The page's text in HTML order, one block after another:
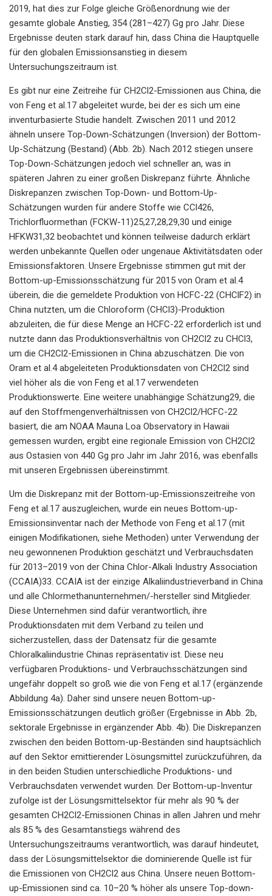
2019, hat dies zur Folge gleiche Größenordnung wie der
gesamte globale Anstieg, 354 (281–427) Gg pro Jahr. Diese
Ergebnisse deuten stark darauf hin, dass China die Hauptquelle
für den globalen Emissionsanstieg in diesem
Untersuchungszeitraum ist.
Es gibt nur eine Zeitreihe für CH2Cl2-Emissionen aus China, die
von Feng et al.17 abgeleitet wurde, bei der es sich um eine
inventurbasierte Studie handelt. Zwischen 2011 und 2012
ähneln unsere Top-Down-Schätzungen (Inversion) der Bottom-
Up-Schätzung (Bestand) (Abb. 2b). Nach 2012 stiegen unsere
Top-Down-Schätzungen jedoch viel schneller an, was in
späteren Jahren zu einer großen Diskrepanz führte. Ähnliche
Diskrepanzen zwischen Top-Down- und Bottom-Up-
Schätzungen wurden für andere Stoffe wie CCl426,
Trichlorfluormethan (FCKW-11)25,27,28,29,30 und einige
HFKW31,32 beobachtet und können teilweise dadurch erklärt
werden unbekannte Quellen oder ungenaue Aktivitätsdaten oder
Emissionsfaktoren. Unsere Ergebnisse stimmen gut mit der
Bottom-up-Emissionsschätzung für 2015 von Oram et al.4
überein, die die gemeldete Produktion von HCFC-22 (CHClF2) in
China nutzten, um die Chloroform (CHCl3)-Produktion
abzuleiten, die für diese Menge an HCFC-22 erforderlich ist und
nutzte dann das Produktionsverhältnis von CH2Cl2 zu CHCl3,
um die CH2Cl2-Emissionen in China abzuschätzen. Die von
Oram et al.4 abgeleiteten Produktionsdaten von CH2Cl2 sind
viel höher als die von Feng et al.17 verwendeten
Produktionswerte. Eine weitere unabhängige Schätzung29, die
auf den Stoffmengenverhältnissen von CH2Cl2/HCFC-22
basiert, die am NOAA Mauna Loa Observatory in Hawaii
gemessen wurden, ergibt eine regionale Emission von CH2Cl2
aus Ostasien von 440 Gg pro Jahr im Jahr 2016, was ebenfalls
mit unseren Ergebnissen übereinstimmt.
Um die Diskrepanz mit der Bottom-up-Emissionszeitreihe von
Feng et al.17 auszugleichen, wurde ein neues Bottom-up-
Emissionsinventar nach der Methode von Feng et al.17 (mit
einigen Modifikationen, siehe Methoden) unter Verwendung der
neu gewonnenen Produktion geschätzt und Verbrauchsdaten
für 2013–2019 von der China Chlor-Alkali Industry Association
(CCAIA)33. CCAIA ist der einzige Alkaliindustrieverband in China
und alle Chlormethanunternehmen/-hersteller sind Mitglieder.
Diese Unternehmen sind dafür verantwortlich, ihre
Produktionsdaten mit dem Verband zu teilen und
sicherzustellen, dass der Datensatz für die gesamte
Chloralkaliindustrie Chinas repräsentativ ist. Diese neu
verfügbaren Produktions- und Verbrauchsschätzungen sind
ungefähr doppelt so groß wie die von Feng et al.17 (ergänzende
Abbildung 4a). Daher sind unsere neuen Bottom-up-
Emissionsschätzungen deutlich größer (Ergebnisse in Abb. 2b,
sektorale Ergebnisse in ergänzender Abb. 4b). Die Diskrepanzen
zwischen den beiden Bottom-up-Beständen sind hauptsächlich
auf den Sektor emittierender Lösungsmittel zurückzuführen, da
in den beiden Studien unterschiedliche Produktions- und
Verbrauchsdaten verwendet wurden. Der Bottom-up-Inventur
zufolge ist der Lösungsmittelsektor für mehr als 90 % der
gesamten CH2Cl2-Emissionen Chinas in allen Jahren und mehr
als 85 % des Gesamtanstiegs während des
Untersuchungszeitraums verantwortlich, was darauf hindeutet,
dass der Lösungsmittelsektor die dominierende Quelle ist für
die Emissionen von CH2Cl2 aus China. Unsere neuen Bottom-
up-Emissionen sind ca. 10–20 % höher als unsere Top-down-